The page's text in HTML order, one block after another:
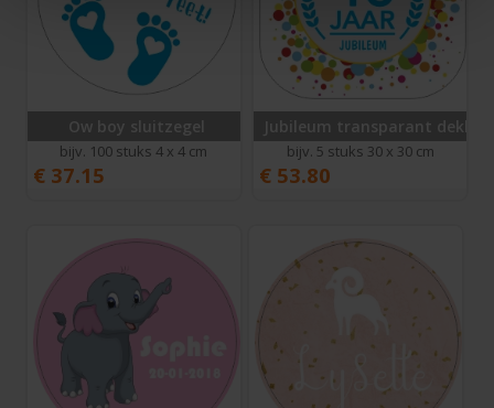
Ow boy sluitzegel
bijv. 100 stuks 4 x 4 cm
€ 37.15
Jubileum transparant
bijv. 5 stuks 30 x 30 cm
€ 53.80